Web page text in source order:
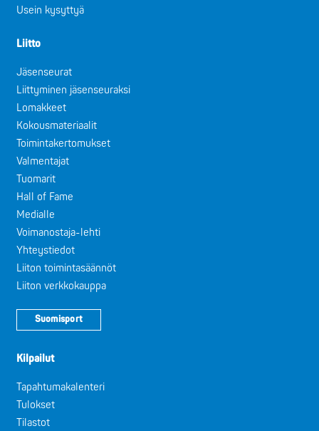
Usein kysyttyä
Liitto
Jäsenseurat
Liittyminen jäsenseuraksi
Lomakkeet
Kokousmateriaalit
Toimintakertomukset
Valmentajat
Tuomarit
Hall of Fame
Medialle
Voimanostaja-lehti
Yhteystiedot
Liiton toimintasäännöt
Liiton verkkokauppa
Suomisport
Kilpailut
Tapahtumakalenteri
Tulokset
Tilastot